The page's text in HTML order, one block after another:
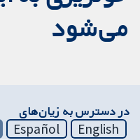
می‌شود
در دسترس به زیان‌های
English
Español